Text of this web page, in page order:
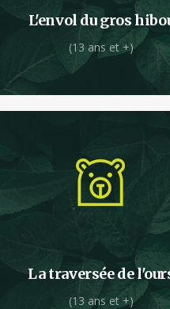
L'envol du gros
(13 ans et +)
La traversée de
(13 ans et +)